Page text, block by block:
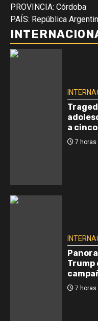
PROVINCIA: Córdoba
PAÍS: República
a
7 horas
Trump
7 horas